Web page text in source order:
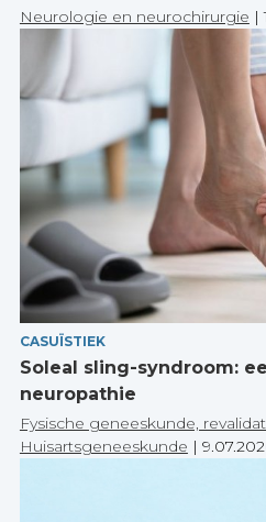
Neurologie en neurochirurgie |
CASUÏSTIEK
Soleal sling-syndroom:
neuropathie
Fysische geneeskunde,
Huisartsgeneeskunde |